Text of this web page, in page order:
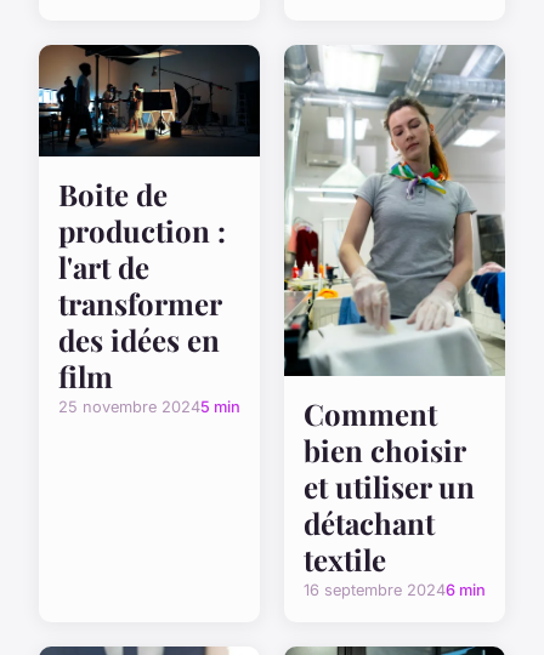
Boite de
production :
l'art de
transformer
des idées en
film
25 novembre 20245 min
Comment
bien choisir
et utiliser un
détachant
textile
16 septembre 20246 min